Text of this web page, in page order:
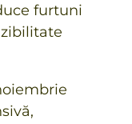
furtuni